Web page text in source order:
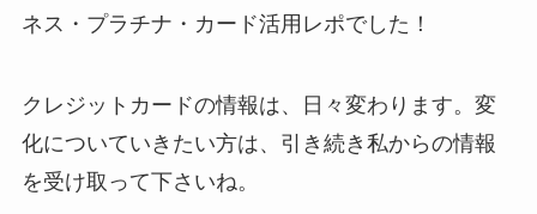
ネス・プラチナ・カード活用レポでした！
クレジットカードの情報は、日々変わります。変
化についていきたい方は、引き続き私からの情報
を受け取って下さいね。